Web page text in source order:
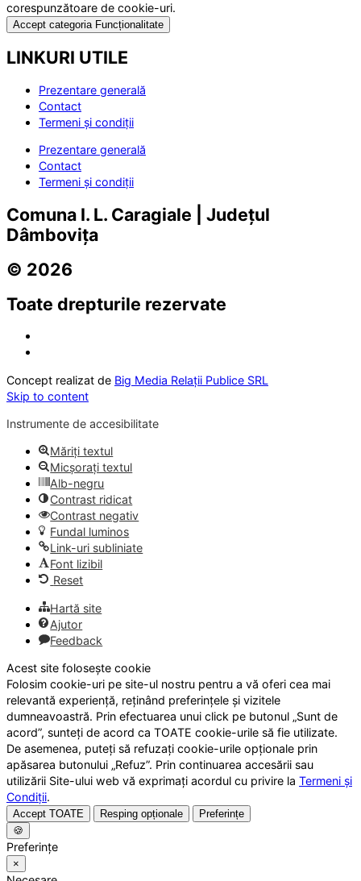
corespunzătoare de cookie-uri.
Accept categoria Funcționalitate
LINKURI UTILE
Prezentare generală
Contact
Termeni și condiții
Prezentare generală
Contact
Termeni și condiții
Comuna I. L. Caragiale | Județul
Dâmbovița
© 2026
Toate drepturile rezervate
Concept realizat de Big Media Relații Publice SRL
Skip to content
Instrumente de accesibilitate
Măriți textul
Micșorați textul
Alb-negru
Contrast ridicat
Contrast negativ
Fundal luminos
Link-uri subliniate
Font lizibil
Reset
Hartă site
Ajutor
Feedback
Acest site folosește cookie
Folosim cookie-uri pe site-ul nostru pentru a vă oferi cea mai
relevantă experiență, reținând preferințele și vizitele
dumneavoastră. Prin efectuarea unui click pe butonul „Sunt de
acord”, sunteți de acord ca TOATE cookie-urile să fie utilizate.
De asemenea, puteți să refuzați cookie-urile opționale prin
apăsarea butonului „Refuz”. Prin continuarea accesării sau
utilizării Site-ului web vă exprimați acordul cu privire la Termeni și
Condiții.
Accept TOATE Resping opționale
Preferințe
🍪
Preferințe
×